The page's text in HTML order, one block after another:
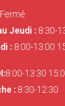
Fermé
Jeudi : 8:30-
: 8:00-13:00
8:00-13:30
: 8:30-12:30